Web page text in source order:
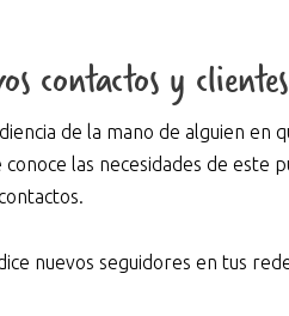
contactos y clientes
de la mano de alguien en
las necesidades de este
nuevos seguidores en tus